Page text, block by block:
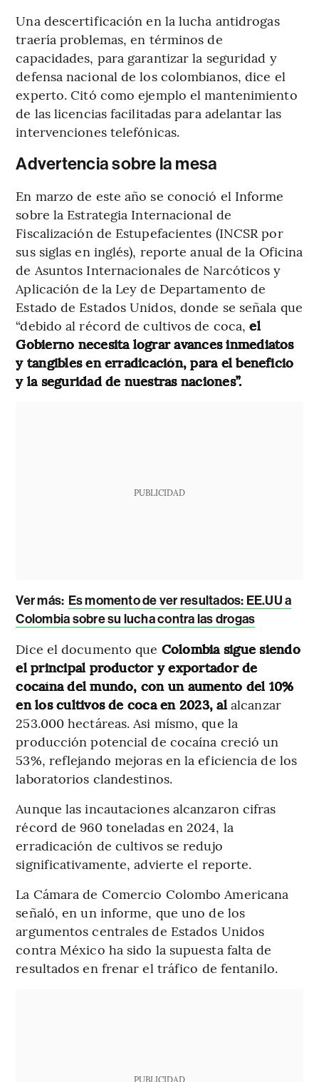
Una descertificación en la lucha antidrogas
traería problemas, en términos de
capacidades, para garantizar la seguridad y
defensa nacional de los colombianos, dice el
experto. Citó como ejemplo el mantenimiento
de las licencias facilitadas para adelantar las
intervenciones telefónicas.
Advertencia sobre la mesa
En marzo de este año se conoció el Informe
sobre la Estrategia Internacional de
Fiscalización de Estupefacientes (INCSR por
sus siglas en inglés), reporte anual de la Oficina
de Asuntos Internacionales de Narcóticos y
Aplicación de la Ley de Departamento de
Estado de Estados Unidos, donde se señala que
“debido al récord de cultivos de coca,el
Gobierno necesita lograr avances inmediatos
y tangibles en erradicación, para el beneficio
y la seguridad de nuestras naciones”.
PUBLICIDAD
Ver más: Es momento de ver resultados: EE.UU a
Colombia sobre su lucha contra las drogas
Dice el documento que Colombia sigue siendo
el principal productor y exportador de
cocaína del mundo, con un aumento del 10%
en los cultivos de coca en 2023, alalcanzar
253.000 hectáreas. Asi mísmo, que la
producción potencial de cocaína creció un
53%, reflejando mejoras en la eficiencia de los
laboratorios clandestinos.
Aunque las incautaciones alcanzaron cifras
récord de 960 toneladas en 2024, la
erradicación de cultivos se redujo
significativamente, advierte el reporte.
La Cámara de Comercio Colombo Americana
señaló, en un informe, que uno de los
argumentos centrales de Estados Unidos
contra México ha sido la supuesta falta de
resultados en frenar el tráfico de fentanilo.
PUBLICIDAD